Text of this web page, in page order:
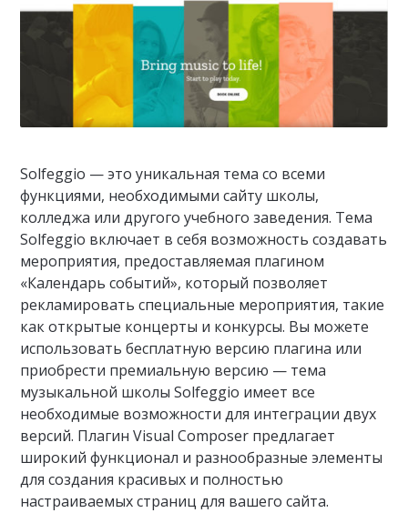
Solfeggio — это уникальная тема со всеми
функциями, необходимыми сайту школы,
колледжа или другого учебного заведения. Тема
Solfeggio включает в себя возможность создавать
мероприятия, предоставляемая плагином
«Календарь событий», который позволяет
рекламировать специальные мероприятия, такие
как открытые концерты и конкурсы. Вы можете
использовать бесплатную версию плагина или
приобрести премиальную версию — тема
музыкальной школы Solfeggio имеет все
необходимые возможности для интеграции двух
версий. Плагин Visual Composer предлагает
широкий функционал и разнообразные элементы
для создания красивых и полностью
настраиваемых страниц для вашего сайта.